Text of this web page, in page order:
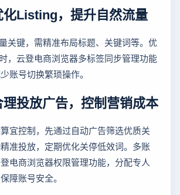
化Listing，提升自然流量
关键，需精准布局标题、关键词等。优
，云登电商浏览器多标签同步管理功能
账号切换繁琐操作。
投放广告，控制营销成本
宜控制，先通过自动广告筛选优质关
准投放，定期优化关停低效词。多账
电商浏览器权限管理功能，分配专人
障账号安全。